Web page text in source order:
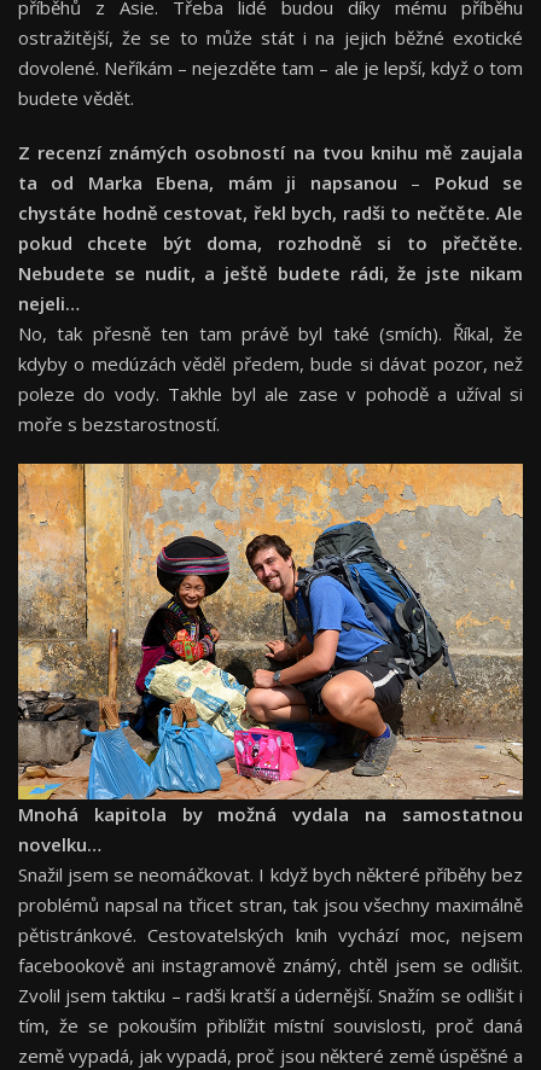
příběhů z Asie. Třeba lidé budou díky mému příběhu
ostražitější, že se to může stát i na jejich běžné exotické
dovolené. Neříkám – nejezděte tam – ale je lepší, když o tom
budete vědět.
Z recenzí známých osobností na tvou knihu mě zaujala
ta od Marka Ebena, mám ji napsanou – Pokud se
chystáte hodně cestovat, řekl bych, radši to nečtěte. Ale
pokud chcete být doma, rozhodně si to přečtěte.
Nebudete se nudit, a ještě budete rádi, že jste nikam
nejeli…
No, tak přesně ten tam právě byl také (smích). Říkal, že
kdyby o medúzách věděl předem, bude si dávat pozor, než
poleze do vody. Takhle byl ale zase v pohodě a užíval si
moře s bezstarostností.
Mnohá kapitola by možná vydala na samostatnou
novelku…
Snažil jsem se neomáčkovat. I když bych některé příběhy bez
problémů napsal na třicet stran, tak jsou všechny maximálně
pětistránkové. Cestovatelských knih vychází moc, nejsem
facebookově ani instagramově známý, chtěl jsem se odlišit.
Zvolil jsem taktiku – radši kratší a údernější. Snažím se odlišit i
tím, že se pokouším přiblížit místní souvislosti, proč daná
země vypadá, jak vypadá, proč jsou některé země úspěšné a